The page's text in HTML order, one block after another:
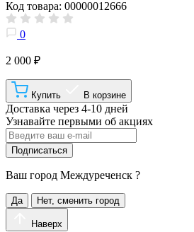
Код товара: 00000012666
0
2 000 ₽
Купить В корзине
Доставка через 4-10 дней
Узнавайте первыми об акциях
Подписаться
Ваш город Междуреченск ?
Да Нет, сменить город
Наверх